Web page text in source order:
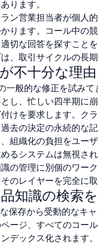
ります。
ン営業担当者が個人
ります。コール中の
切な回答を探すことを
、取引サイクルの長
不十分な理由
一般的な修正を試み
し、忙しい四半期に
けを要求します。ク
去の決定の永続的な
組織化の負担をユー
るシステムは無視され
の管理に別個のワー
のレイヤーを完全に取
知識の検索
保存から受動的なキ
ージ、すべてのコー
デックス化されます。